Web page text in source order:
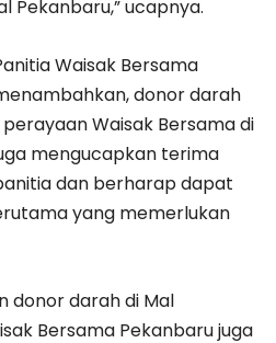
Pekanbaru,” ucapnya.
Waisak Bersama
donor darah
Waisak Bersama di
mengucapkan terima
dan berharap dapat
yang memerlukan
donor darah di Mal
Bersama Pekanbaru juga